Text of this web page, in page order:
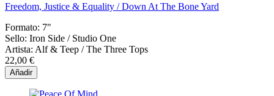
Freedom, Justice & Equality / Down At The Bone Yard
Formato: 7"
Sello: Iron Side / Studio One
Artista: Alf & Teep / The Three Tops
22,00 €
Añadir